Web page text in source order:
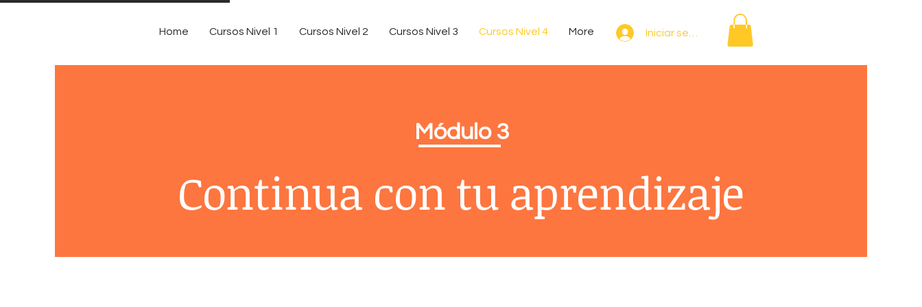
Home Cursos Nivel 1 Cursos Nivel 2 Cursos Nivel 3 Cursos Nivel 4 More Iniciar sesión
Módulo 3
Continua con tu aprendizaje